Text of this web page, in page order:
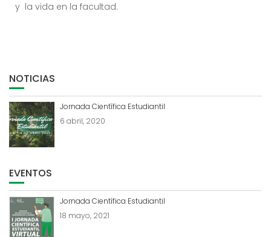
y la vida en la facultad.
NOTICIAS
Jornada Científica Estudiantil
6 abril, 2020
EVENTOS
Jornada Científica Estudiantil
18 mayo, 2021